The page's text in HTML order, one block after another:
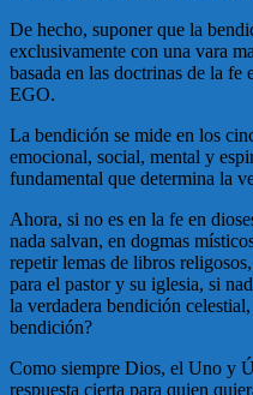
De hecho, suponer que la
exclusivamente con una vara
basada en las doctrinas de la fe
EGO.
La bendición se mide en los
emocional, social, mental y
fundamental que determina la
Ahora, si no es en la fe en
nada salvan, en dogmas
repetir lemas de libros
para el pastor y su iglesia, si
la verdadera bendición
bendición?
Como siempre Dios, el Uno y
respuesta cierta para quien